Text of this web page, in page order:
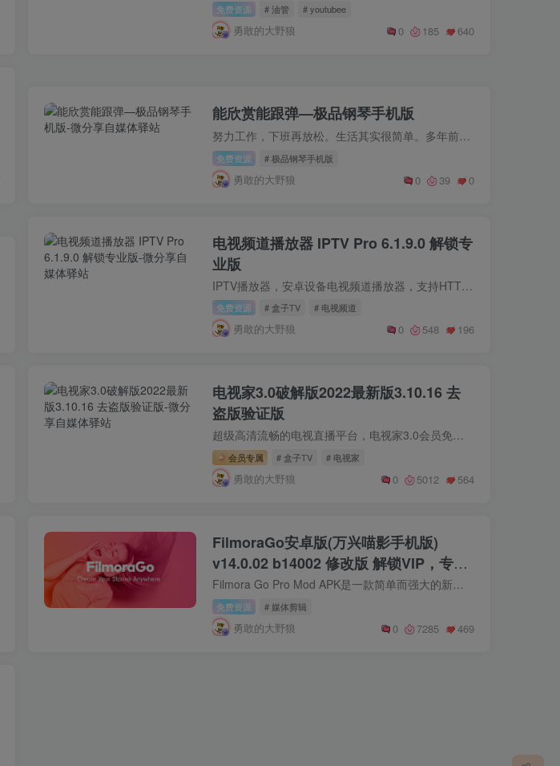
免费资源 # 油管 # youtubee
勇敢的大野狼 0 185 640
能欣赏能跟弹—极品钢琴手机版
努力工作，下班再放松。生活其实很简单。多年前的夜晚，三星9008i，一曲虫儿飞，心情慢慢放松，不需要太复杂，不需要太多技巧。独乐乐不如众乐乐。分享给大家，支持断网的。软件不大，几千个曲...
免费资源 # 极品钢琴手机版
勇敢的大野狼 0 39 0
电视频道播放器 IPTV Pro 6.1.9.0 解锁专
业版
IPTV播放器，安卓设备电视频道播放器，支持HTTP/P2P协议、M3U/XSPF播放源列表，EPG直播时移，家长控制，UDP代理，兼容Android系统手机和盒子设备。 新版变化 IPTV Pro - Google Play https://pl...
免费资源 # 盒子TV # 电视频道
勇敢的大野狼 0 548 196
电视家3.0破解版2022最新版3.10.16 去
盗版验证版
超级高清流畅的电视直播平台，电视家3.0会员免费版2021最新版是个修改版本，解锁了vip会员的功能，用户直接安装就是会员的功能，不需要登录就可以看高清的频道，超过2000+的频道可以选择，喜欢...
会员专属 # 盒子TV # 电视家
勇敢的大野狼 0 5012 564
FilmoraGo安卓版(万兴喵影手机版)
v14.0.02 b14002 修改版 解锁VIP，专业
版
Filmora Go Pro Mod APK是一款简单而强大的新手视频编辑器。通过合并视频和照片来制作视频节目或幻灯片。它有超过5000个贴纸和效果、文本、音频、表情符号和背景选项。FilmoraGo Pro最新破解版...
免费资源 # 媒体剪辑
勇敢的大野狼 0 7285 469